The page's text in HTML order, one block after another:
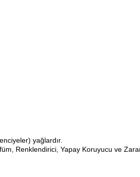
yağlardır.
Renklendirici, Yapay Koruyucu ve